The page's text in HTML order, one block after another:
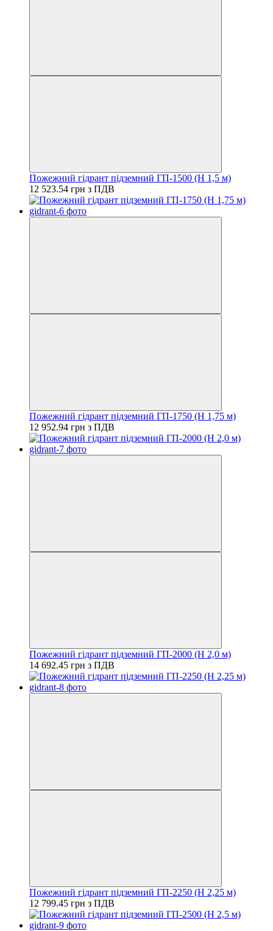
Пожежний гідрант підземний ГП-1500 (H 1,5 м)
12 523.54 грн з ПДВ
Пожежний гідрант підземний ГП-1750 (H 1,75 м)
12 952.94 грн з ПДВ
Пожежний гідрант підземний ГП-2000 (H 2,0 м)
14 692.45 грн з ПДВ
Пожежний гідрант підземний ГП-2250 (H 2,25 м)
12 799.45 грн з ПДВ